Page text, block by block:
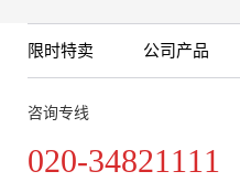
细胞培养瓶
More
限时特卖 公司产品
咨询专线
020-34821111